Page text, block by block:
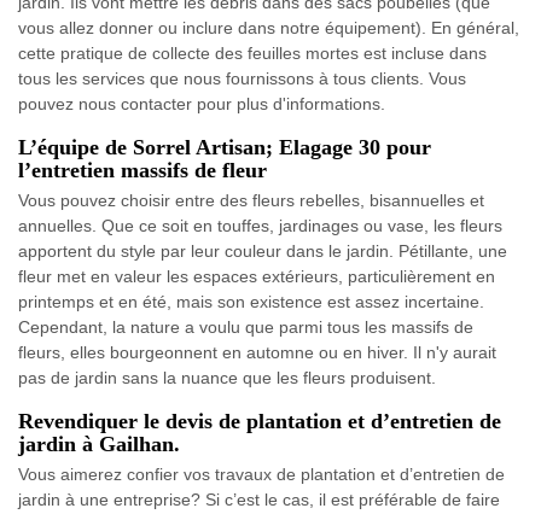
vous allez donner ou inclure dans notre équipement). En général,
cette pratique de collecte des feuilles mortes est incluse dans
tous les services que nous fournissons à tous clients. Vous
pouvez nous contacter pour plus d'informations.
L’équipe de Sorrel Artisan; Elagage 30 pour
l’entretien massifs de fleur
Vous pouvez choisir entre des fleurs rebelles, bisannuelles et
annuelles. Que ce soit en touffes, jardinages ou vase, les fleurs
apportent du style par leur couleur dans le jardin. Pétillante, une
fleur met en valeur les espaces extérieurs, particulièrement en
printemps et en été, mais son existence est assez incertaine.
Cependant, la nature a voulu que parmi tous les massifs de
fleurs, elles bourgeonnent en automne ou en hiver. Il n'y aurait
pas de jardin sans la nuance que les fleurs produisent.
Revendiquer le devis de plantation et d’entretien de
jardin à Gailhan.
Vous aimerez confier vos travaux de plantation et d’entretien de
jardin à une entreprise? Si c’est le cas, il est préférable de faire